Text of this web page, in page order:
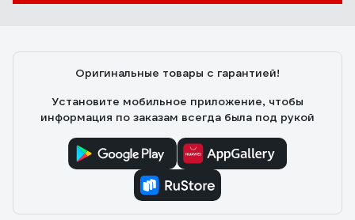
Оригинальные товары с гарантией!
Установите мобильное приложение, чтобы
информация по заказам всегда была под рукой